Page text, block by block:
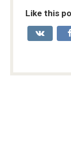
Like this